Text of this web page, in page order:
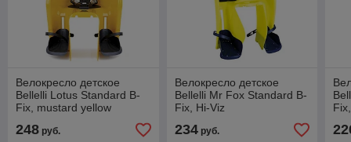
Велокресло детское
Bellelli Lotus Standard B-
Fix, mustard yellow
248 руб.
Велокресло детское
Bellelli Mr Fox Standard B-
Fix, Hi-Viz
234руб.